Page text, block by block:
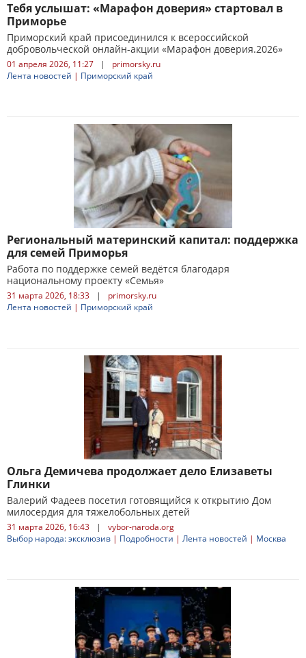
Тебя услышат: «Марафон доверия» стартовал в
Приморье
Приморский край присоединился к всероссийской
добровольческой онлайн-акции «Марафон доверия.2026»
01 апреля 2026, 11:27 |
primorsky.ru
Лента новостей | Приморский край
Региональный материнский капитал: поддержка
для семей Приморья
Работа по поддержке семей ведётся благодаря
национальному проекту «Семья»
31 марта 2026, 18:33 |
primorsky.ru
Лента новостей | Приморский край
Ольга Демичева продолжает дело Елизаветы
Глинки
Валерий Фадеев посетил готовящийся к открытию Дом
милосердия для тяжелобольных детей
31 марта 2026, 16:43 |
vybor-naroda.org
Выбор народа: эксклюзив | Подробности | Лента новостей | Москва